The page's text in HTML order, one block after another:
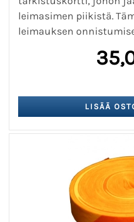
leimasimen piikistä.
leimauksen